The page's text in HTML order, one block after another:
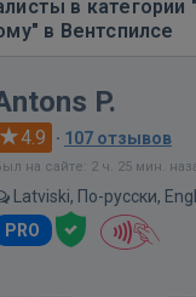
в категории
в Вентспилсе
P.
4.9 · 107 отзывов
на сайте: 2 ч. 25 мин.
Latviski, По-русски,
PRO